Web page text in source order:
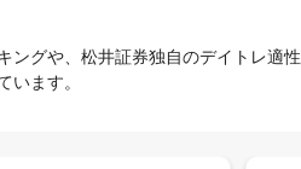
ングや、松井証券独自のデイトレ適性
います。